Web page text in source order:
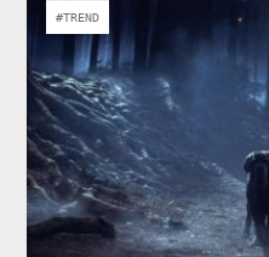
#TREND